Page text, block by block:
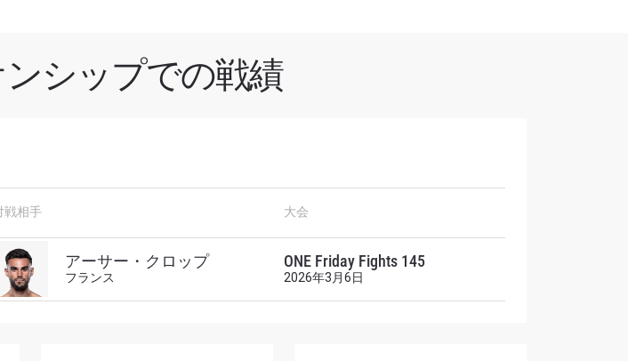
ンシップでの戦績
戦相手 大会
アーサー・クロップ
フランス
ONE Friday Fights 145
2026年3月6日
ゲットするため今すぐ登録を！